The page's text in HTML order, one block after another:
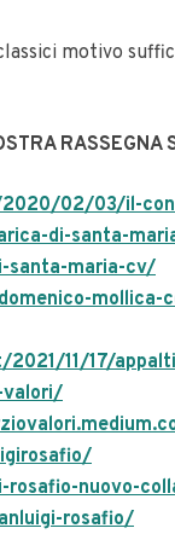
motivo
RASSEGNA
02/03/il-
di-santa-
santa-maria-cv/
mollica-
11/17/
valori/
nuovo-
rosafio/